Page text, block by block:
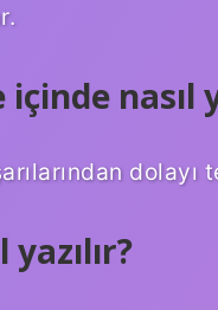
nasıl
dolayı